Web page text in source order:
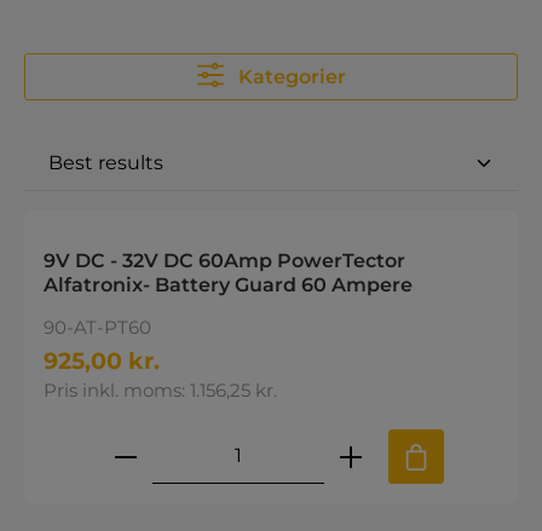
Kategorier
9V DC - 32V DC 60Amp PowerTector
Alfatronix- Battery Guard 60 Ampere
90-AT-PT60
925,00 kr.
Pris inkl. moms: 1.156,25 kr.
Produktmængde: Indtast den